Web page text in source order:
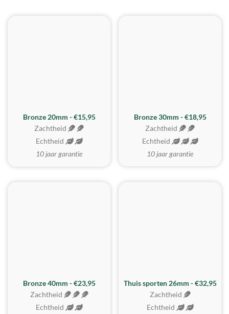
Bronze 20mm - €15,95
Zachtheid
Echtheid
10 jaar garantie
BESTE KOOP
Bronze 30mm - €18,95
Zachtheid
Echtheid
10 jaar garantie
Bronze 40mm - €23,95
Zachtheid
Echtheid
Thuis sporten 26mm - €32,95
Zachtheid
Echtheid